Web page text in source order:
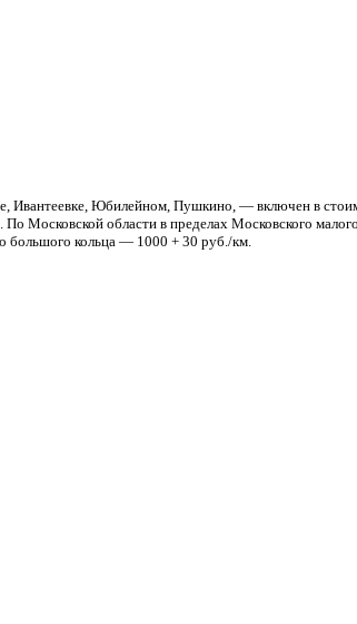
Юбилейном, Пушкино, — включен в
Московской области в пределах Московского
большого кольца — 1000 + 30 руб./км.